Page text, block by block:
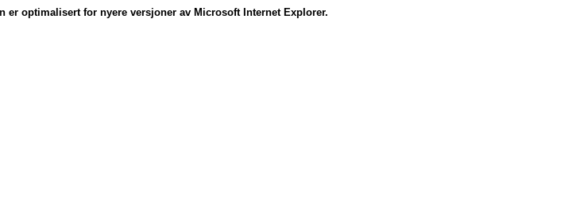
er optimalisert for nyere versjoner av Microsoft Internet Explorer.